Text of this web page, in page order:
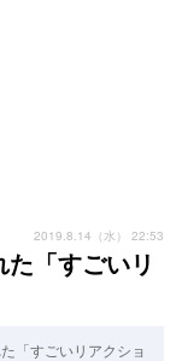
「すごいリ
2019.8.14（水） 22:53
「すごいリアクショ